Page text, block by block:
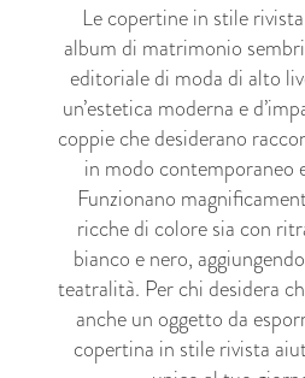
Le copertine in stile
album di matrimonio sembri
editoriale di moda di alto
un’estetica moderna e
coppie che desiderano
in modo contemporaneo
Funzionano
ricche di colore sia con
bianco e nero,
teatralità. Per chi desidera
anche un oggetto da
copertina in stile rivista